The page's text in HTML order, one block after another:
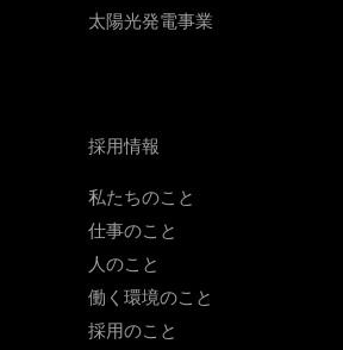
太陽光発電事業
採用情報
私たちのこと
仕事のこと
人のこと
働く環境のこと
採用のこと